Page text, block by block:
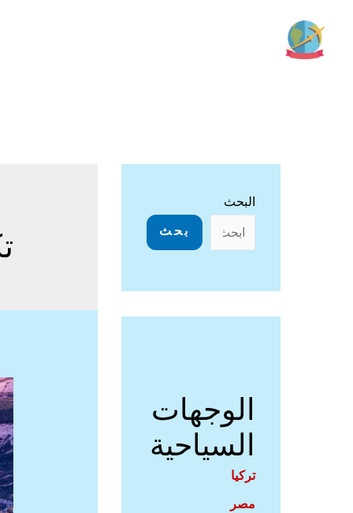
المحتوى
البحث
بحث
الوجهات
السياحية
تركيا
مصر